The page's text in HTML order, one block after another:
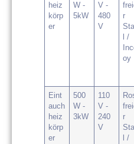
heiz
körp
er
W -
5kW
V -
480
V
r
l /
oy
Eint
auch
heiz
körp
er
500
W -
3kW
110
V -
240
V
r
l /